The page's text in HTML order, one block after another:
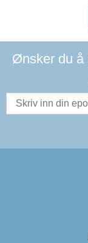
Ønsker du å